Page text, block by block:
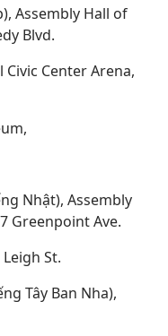
Assembly Hall of
Blvd.
Civic Center Arena,
Nhật), Assembly
Greenpoint Ave.
Leigh St.
Tây Ban Nha),